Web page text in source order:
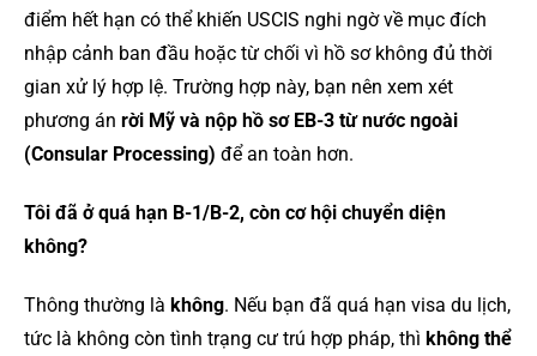
điểm hết hạn có thể khiến USCIS nghi ngờ về mục đích
nhập cảnh ban đầu hoặc từ chối vì hồ sơ không đủ thời
gian xử lý hợp lệ. Trường hợp này, bạn nên xem xét
phương án rời Mỹ và nộp hồ sơ EB-3 từ nước ngoài
(Consular Processing) để an toàn hơn.
Tôi đã ở quá hạn B-1/B-2, còn cơ hội chuyển diện
không?
Thông thường là không. Nếu bạn đã quá hạn visa du lịch,
tức là không còn tình trạng cư trú hợp pháp, thì không thể